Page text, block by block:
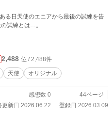
る日天使のエニアから最後の試練を告
試練とは…。
2,488 位 / 2,488件
天使 オリジナル
感想数 0
44ページ
更新日 2026.06.22
登録日 2026.03.09